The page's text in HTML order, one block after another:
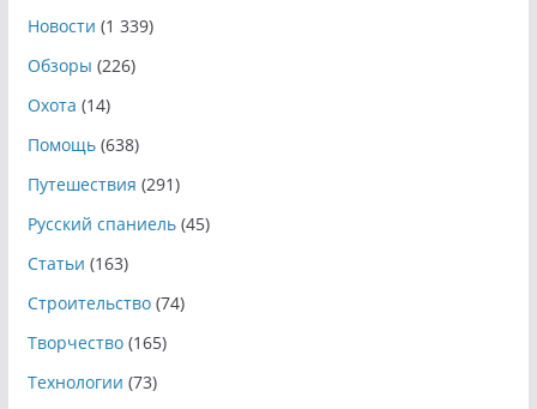
Новости (1 339)
Обзоры (226)
Охота (14)
Помощь(638)
Путешествия (291)
Русский спаниель(45)
Статьи (163)
Строительство(74)
Творчество(165)
Технологии (73)